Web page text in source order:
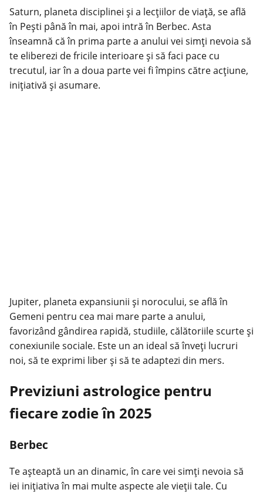
Saturn, planeta disciplinei și a lecțiilor de viață, se află
în Pești până în mai, apoi intră în Berbec. Asta
înseamnă că în prima parte a anului vei simți nevoia să
te eliberezi de fricile interioare și să faci pace cu
trecutul, iar în a doua parte vei fi împins către acțiune,
inițiativă și asumare.
Jupiter, planeta expansiunii și norocului, se află în
Gemeni pentru cea mai mare parte a anului,
favorizând gândirea rapidă, studiile, călătoriile scurte și
conexiunile sociale. Este un an ideal să înveți lucruri
noi, să te exprimi liber și să te adaptezi din mers.
Previziuni astrologice pentru
fiecare zodie în 2025
Berbec
Te așteaptă un an dinamic, în care vei simți nevoia să
iei inițiativa în mai multe aspecte ale vieții tale. Cu